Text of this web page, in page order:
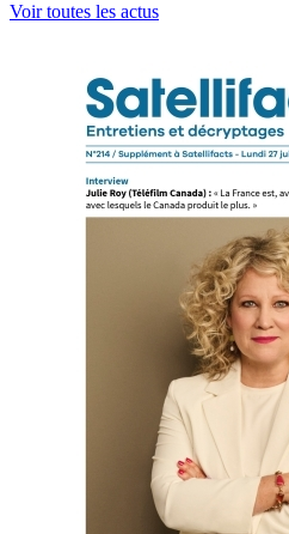
Voir toutes les actus